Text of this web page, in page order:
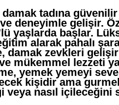
tadına
deneyimle gelişir.
yaşlarda başlar.
alarak pahalı
damak zevkleri
mükemmel lezzeti
yemek yemeyi
kişidir ama
veya nasıl içileceğini